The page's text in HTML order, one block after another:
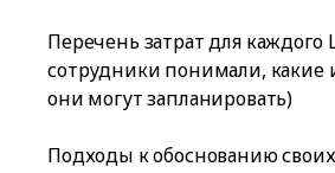
Перечень затрат для
сотрудники понимали, какие
они могут запланировать)
Подходы к обоснованию своих